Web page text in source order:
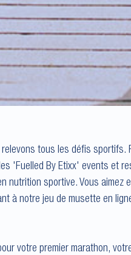
tous les défis sportifs.
'Fuelled By Etixx' events et
nutrition sportive. Vous aimez
à notre jeu de musette en
votre premier marathon,